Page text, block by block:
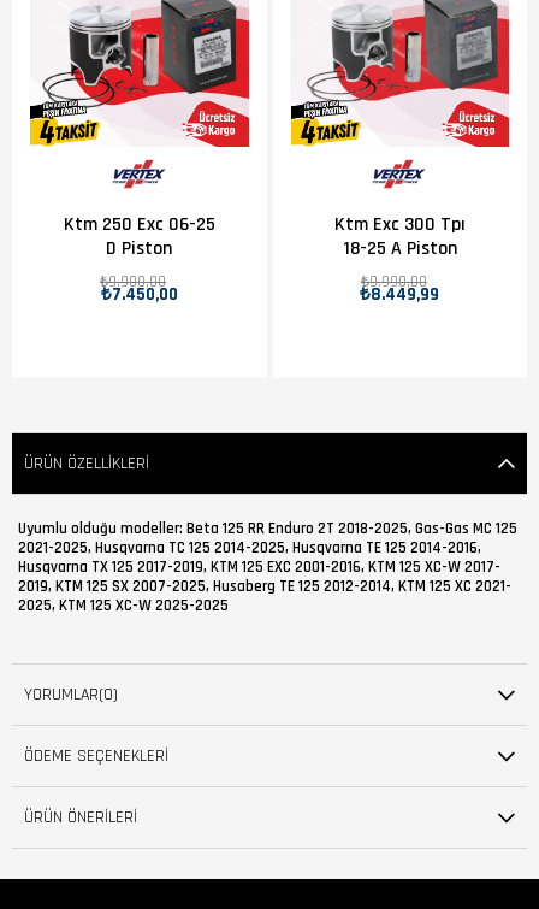
Ktm 250 Exc 06-25
D Piston
₺7.450,00
₺9.900,00
Ktm Exc 300 Tpı
18-25 A Piston
₺8.449,99
₺9.990,00
ÜRÜN ÖZELLIKLERI
Uyumlu olduğu modeller: Beta 125 RR Enduro 2T 2018-2025, Gas-Gas MC 125
2021-2025, Husqvarna TC 125 2014-2025, Husqvarna TE 125 2014-2016,
Husqvarna TX 125 2017-2019, KTM 125 EXC 2001-2016, KTM 125 XC-W 2017-
2019, KTM 125 SX 2007-2025, Husaberg TE 125 2012-2014, KTM 125 XC 2021-
2025, KTM 125 XC-W 2025-2025
YORUMLAR(0)
ÖDEME SEÇENEKLERI
ÜRÜN ÖNERILERI